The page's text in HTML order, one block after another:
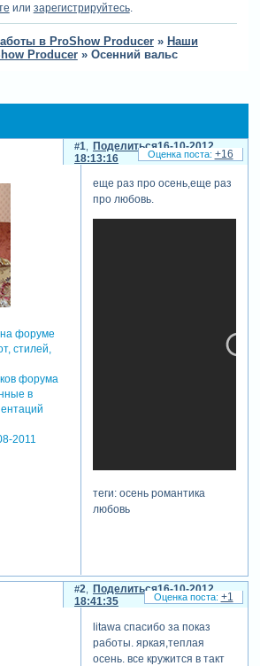
или зарегистрируйтесь.
в ProShow Producer » Наши
Producer » Осенний вальс
Поделиться
1
16-10-2012
18:13:16
2011
еще раз про осень,еще раз
про любовь.
теги: осень романтика
любовь
+16
Поделиться
2
16-10-2012
18:41:35
litawa спасибо за показ
работы. яркая,теплая
осень. все кружится в такт
+1